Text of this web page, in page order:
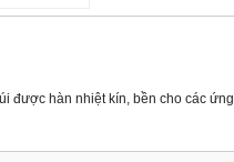
được hàn nhiệt kín, bền cho các ứng